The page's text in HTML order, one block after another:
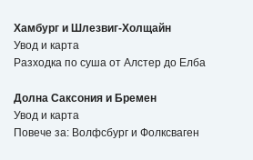
Хамбург и Шлезвиг-Холщайн
Увод и карта
Разходка по суша от Алстер до Елба
Долна Саксония и Бремен
Увод и карта
Повече за: Волфсбург и Фолксваген